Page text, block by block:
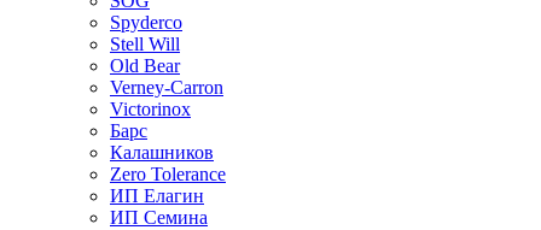
Spyderco
Stell Will
Old Bear
Verney-Carron
Victorinox
Барс
Калашников
Zero Tolerance
ИП Елагин
ИП Семина